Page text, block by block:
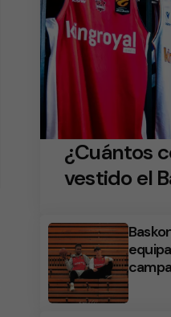
¿Cuántos
vestido el